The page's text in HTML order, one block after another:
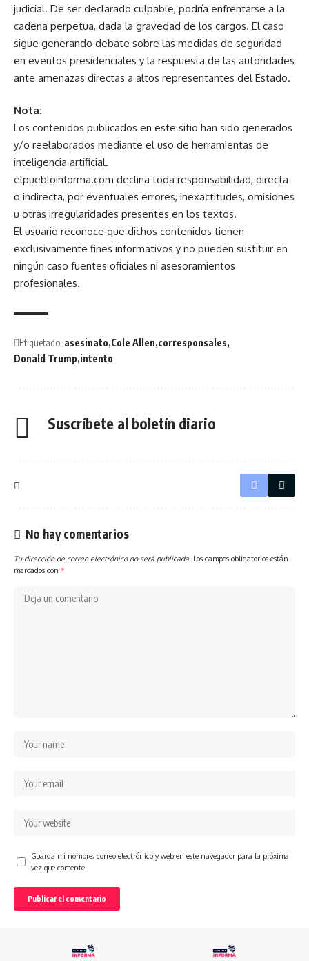
judicial. De ser declarado culpable, podría enfrentarse a la
cadena perpetua, dada la gravedad de los cargos. El caso
sigue generando debate sobre las medidas de seguridad
en eventos presidenciales y la respuesta de las autoridades
ante amenazas directas a altos representantes del Estado.
Nota:
Los contenidos publicados en este sitio han sido generados
y/o reelaborados mediante el uso de herramientas de
inteligencia artificial.
elpuebloinforma.com declina toda responsabilidad, directa
o indirecta, por eventuales errores, inexactitudes, omisiones
u otras irregularidades presentes en los textos.
El usuario reconoce que dichos contenidos tienen
exclusivamente fines informativos y no pueden sustituir en
ningún caso fuentes oficiales ni asesoramientos
profesionales.
Etiquetado: asesinato Cole Allen corresponsales
Donald Trump intento
Suscríbete al boletín diario
No hay comentarios
Tu dirección de correo electrónico no será publicada. Los campos obligatorios están
marcados con *
Guarda mi nombre, correo electrónico y web en este navegador para la próxima
vez que comente.